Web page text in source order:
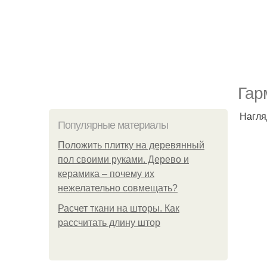
Популярные материалы
Положить плитку на деревянный
пол своими руками. Дерево и
керамика – почему их
нежелательно совмещать?
Расчет ткани на шторы. Как
рассчитать длину штор